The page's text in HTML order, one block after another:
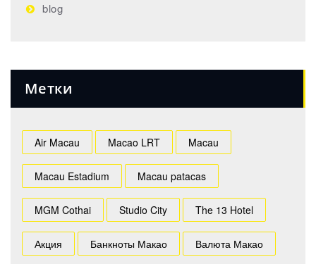
blog
Метки
Air Macau Macao LRT Macau
Macau Estadium Macau patacas
MGM Cothai Studio City The 13 Hotel
Акция Банкноты Макао Валюта Макао